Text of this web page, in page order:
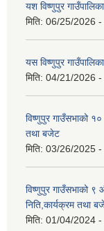
यश विष्णुपुर
मिति: 06/25/2026 -
यस विष्णुपुर
मिति: 04/21/2026
विष्णुपुर गाउँसभाको
तथा बजेट
मिति: 03/26/2025 -
विष्णुपुर गाउँसभाको
निति,कार्यक्रम तथा
मिति: 01/04/2024 -